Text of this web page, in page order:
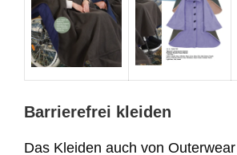
Barrierefrei kleiden
Das Kleiden auch von